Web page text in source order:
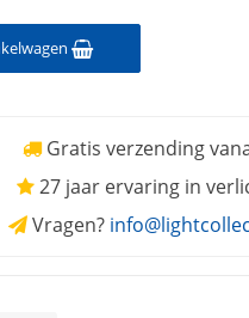
Gratis verzending
27 jaar ervaring in
Vragen?